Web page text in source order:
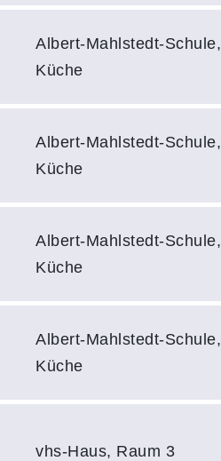
Albert-Mahlstedt-Schule,
Küche
Albert-Mahlstedt-Schule,
Küche
Albert-Mahlstedt-Schule,
Küche
Albert-Mahlstedt-Schule,
Küche
vhs-Haus, Raum 3